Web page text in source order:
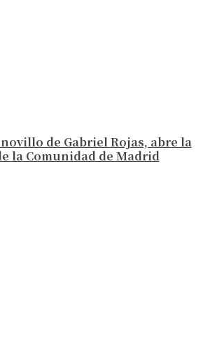
de Gabriel Rojas, abre la
la Comunidad de Madrid